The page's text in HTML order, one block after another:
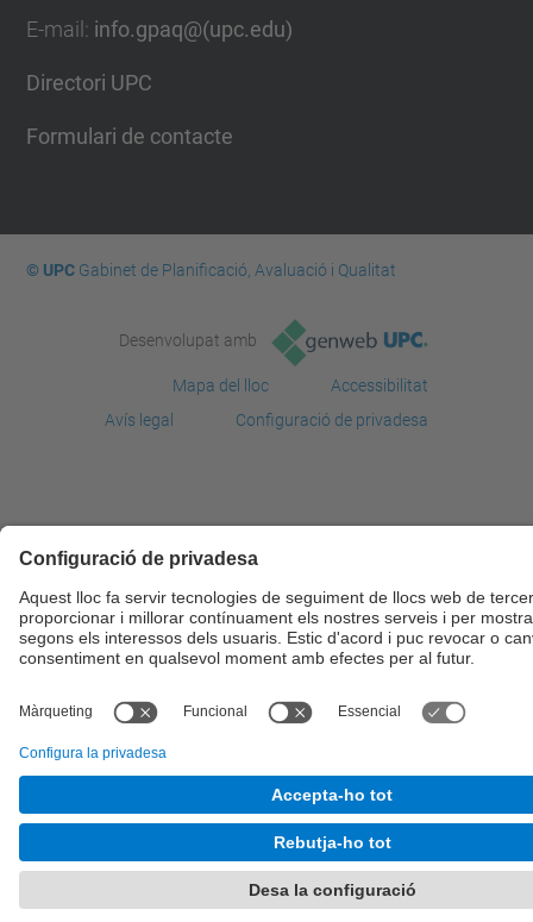
E-mail : info.gpaq@(upc.edu)
Directori UPC
Formulari de contacte
© UPCGabinet de Planificació, Avaluació i Qualitat
Desenvolupat amb
Mapa del lloc
Accessibilitat
Avís legal
Configuració de privadesa